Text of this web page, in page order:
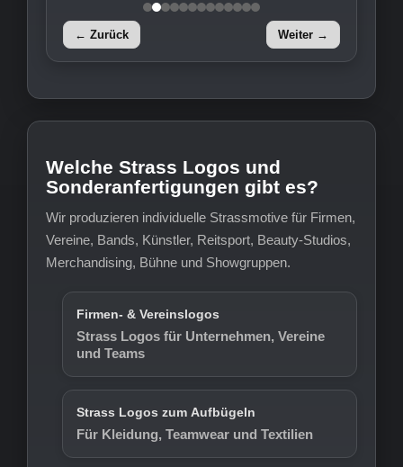
← Zurück Weiter →
Welche Strass Logos und
Sonderanfertigungen gibt es?
Wir produzieren individuelle Strassmotive für Firmen,
Vereine, Bands, Künstler, Reitsport, Beauty-Studios,
Merchandising, Bühne und Showgruppen.
Firmen- & Vereinslogos
Strass Logos für Unternehmen, Vereine
und Teams
Strass Logos zum Aufbügeln
Für Kleidung, Teamwear und Textilien